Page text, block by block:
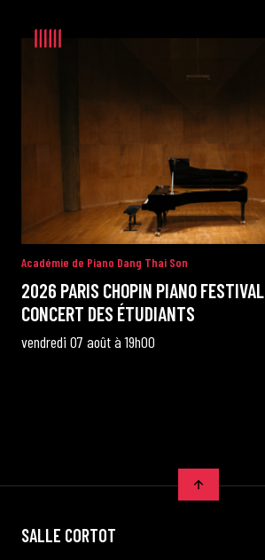
L’événementiel
Les contacts
Académie de Piano Dang Thai Son
2026 PARIS CHOPIN PIANO FESTIVAL
CONCERT DES ÉTUDIANTS
vendredi 07 août à 19h00
SALLE CORTOT